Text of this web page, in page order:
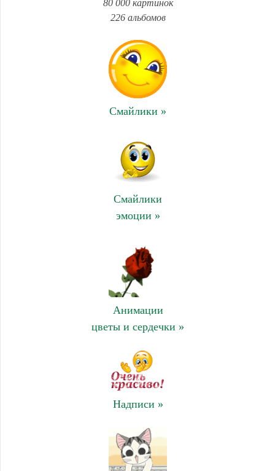
80 000 картинок
226 альбомов
Смайлики »
Смайлики
эмоции »
Анимации
цветы и сердечки »
Надписи »